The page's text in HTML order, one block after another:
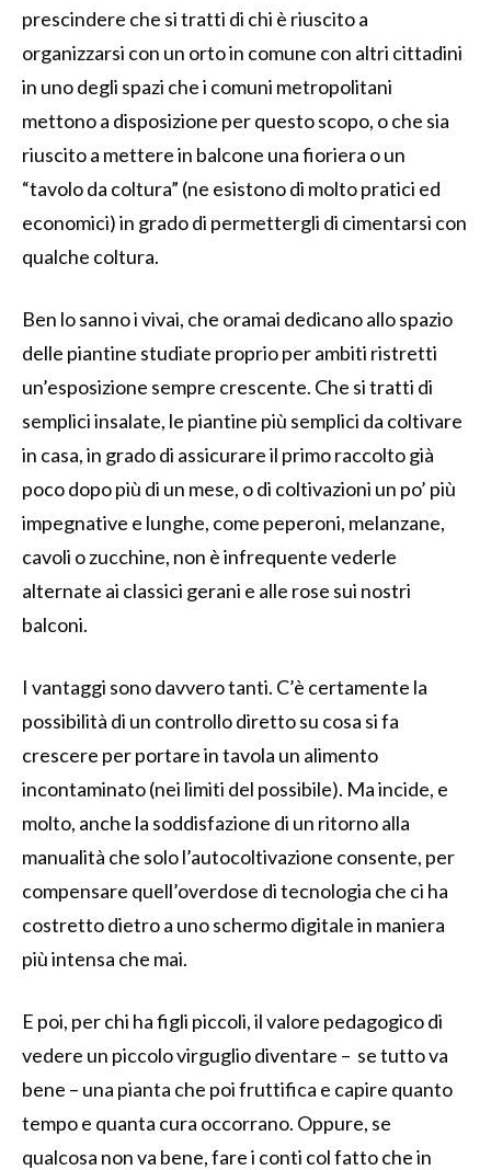
prescindere che si tratti di chi è riuscito a
organizzarsi con un orto in comune con altri cittadini
in uno degli spazi che i comuni metropolitani
mettono a disposizione per questo scopo, o che sia
riuscito a mettere in balcone una fioriera o un
“tavolo da coltura” (ne esistono di molto pratici ed
economici) in grado di permettergli di cimentarsi con
qualche coltura.
Ben lo sanno i vivai, che oramai dedicano allo spazio
delle piantine studiate proprio per ambiti ristretti
un’esposizione sempre crescente. Che si tratti di
semplici insalate, le piantine più semplici da coltivare
in casa, in grado di assicurare il primo raccolto già
poco dopo più di un mese, o di coltivazioni un po’ più
impegnative e lunghe, come peperoni, melanzane,
cavoli o zucchine, non è infrequente vederle
alternate ai classici gerani e alle rose sui nostri
balconi.
I vantaggi sono davvero tanti. C’è certamente la
possibilità di un controllo diretto su cosa si fa
crescere per portare in tavola un alimento
incontaminato (nei limiti del possibile). Ma incide, e
molto, anche la soddisfazione di un ritorno alla
manualità che solo l’autocoltivazione consente, per
compensare quell’overdose di tecnologia che ci ha
costretto dietro a uno schermo digitale in maniera
più intensa che mai.
E poi, per chi ha figli piccoli, il valore pedagogico di
vedere un piccolo virguglio diventare – se tutto va
bene – una pianta che poi fruttifica e capire quanto
tempo e quanta cura occorrano. Oppure, se
qualcosa non va bene, fare i conti col fatto che in